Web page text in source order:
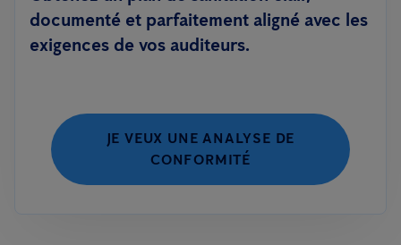
documenté et parfaitement aligné avec les
exigences de vos auditeurs.
JE VEUX UNE ANALYSE DE
CONFORMITÉ